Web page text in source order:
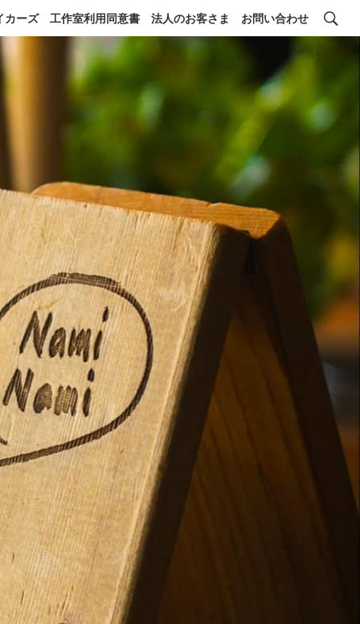
カーズ 工作室利用同意書 法人のお客さま お問い合わせ